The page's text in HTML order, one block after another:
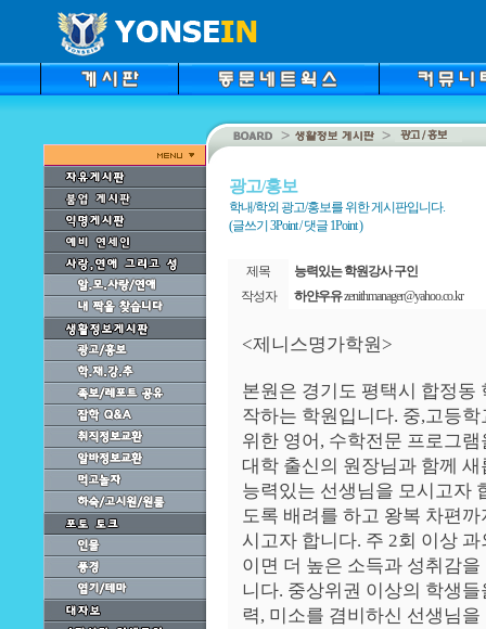
광고/홍보
학내/학외 광고/홍보를 위한 게시판입니다.
(글쓰기 3Point / 댓글 1Point )
제목
능력있는 학원강사 구인
작성자
하얀우유zenithmanager@yahoo.co.kr
<제니스명가학원>
본원은 경기도 평택시 합정동
작하는 학원입니다. 중,고등
위한 영어, 수학전문 프로그
대학 출신의 원장님과 함께
능력있는 선생님을 모시고자
도록 배려를 하고 왕복 차편
시고자 합니다. 주 2회 이상
이면 더 높은 소득과 성취감
니다. 중상위권 이상의 학생
력, 미소를 겸비하신 선생님